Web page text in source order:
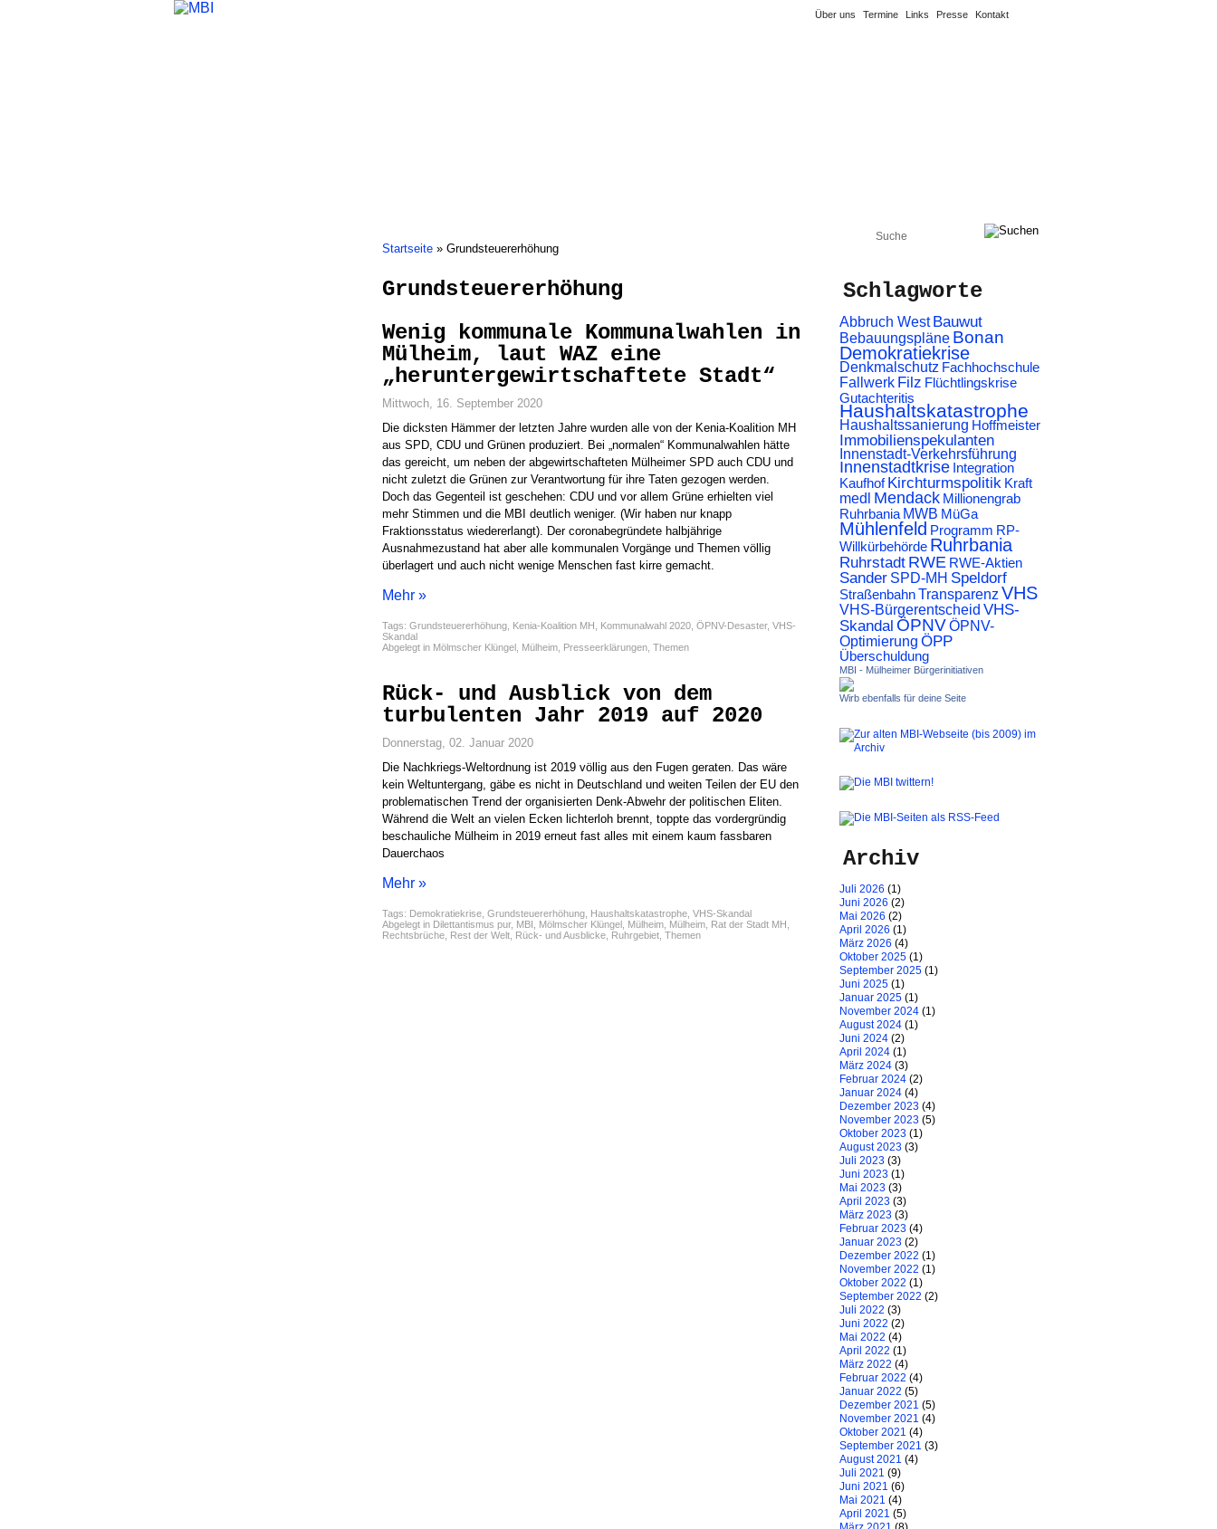
Über uns Termine Links Presse Kontakt
Startseite » Grundsteuererhöhung
Grundsteuererhöhung
Wenig kommunale Kommunalwahlen in
Mülheim, laut WAZ eine
„heruntergewirtschaftete Stadt“
Mittwoch, 16. September 2020
Die dicksten Hämmer der letzten Jahre wurden alle von der Kenia-Koalition MH
aus SPD, CDU und Grünen produziert. Bei „normalen“ Kommunalwahlen hätte
das gereicht, um neben der abgewirtschafteten Mülheimer SPD auch CDU und
nicht zuletzt die Grünen zur Verantwortung für ihre Taten gezogen werden.
Doch das Gegenteil ist geschehen: CDU und vor allem Grüne erhielten viel
mehr Stimmen und die MBI deutlich weniger. (Wir haben nur knapp
Fraktionsstatus wiedererlangt). Der coronabegründete halbjährige
Ausnahmezustand hat aber alle kommunalen Vorgänge und Themen völlig
überlagert und auch nicht wenige Menschen fast kirre gemacht.
Mehr »
Tags: Grundsteuererhöhung Kenia-Koalition MH Kommunalwahl 2020 ÖPNV-Desaster, VHS-
Skandal
Abgelegt in Mölmscher Klüngel Mülheim Presseerklärungen Themen
Rück- und Ausblick von dem
turbulenten Jahr 2019 auf 2020
Donnerstag, 02. Januar 2020
Die Nachkriegs-Weltordnung ist 2019 völlig aus den Fugen geraten. Das wäre
kein Weltuntergang, gäbe es nicht in Deutschland und weiten Teilen der EU den
problematischen Trend der organisierten Denk-Abwehr der politischen Eliten.
Während die Welt an vielen Ecken lichterloh brennt, toppte das vordergründig
beschauliche Mülheim in 2019 erneut fast alles mit einem kaum fassbaren
Dauerchaos
Mehr »
Tags: Demokratiekrise Grundsteuererhöhung Haushaltskatastrophe VHS-Skandal
Abgelegt in Dilettantismus pur, MBI Mölmscher Klüngel Mülheim Mülheim Rat der Stadt MH
Rechtsbrüche Rest der Welt Rück- und Ausblicke Ruhrgebiet Themen
Schlagworte
Abbruch West Bauwut
Bebauungspläne Bonan
Demokratiekrise
Denkmalschutz Fachhochschule
Fallwerk Filz Flüchtlingskrise
Gutachteritis
Haushaltskatastrophe
Haushaltssanierung Hoffmeister
Immobilienspekulanten
Innenstadt-Verkehrsführung
Innenstadtkrise Integration
Kaufhof Kirchturmspolitik Kraft
medl Mendack Millionengrab
Ruhrbania MWB MüGa
Mühlenfeld Programm RP-
Willkürbehörde Ruhrbania
Ruhrstadt RWE RWE-Aktien
Sander SPD-MH Speldorf
StraßenbahnTransparenz VHS
VHS-Bürgerentscheid VHS-
Skandal ÖPNVÖPNV-
Optimierung ÖPP
Überschuldung
MBI - Mülheimer Bürgerinitiativen
Wirb ebenfalls für deine Seite
Archiv
Juli 2026 (1)
Juni 2026 (2)
Mai 2026 (2)
April 2026 (1)
März 2026 (4)
Oktober 2025 (1)
September 2025 (1)
Juni 2025 (1)
Januar 2025 (1)
November 2024 (1)
August 2024 (1)
Juni 2024 (2)
April 2024 (1)
März 2024 (3)
Februar 2024 (2)
Januar 2024 (4)
Dezember 2023 (4)
November 2023 (5)
Oktober 2023 (1)
August 2023 (3)
Juli 2023 (3)
Juni 2023 (1)
Mai 2023 (3)
April 2023 (3)
März 2023 (3)
Februar 2023 (4)
Januar 2023 (2)
Dezember 2022 (1)
November 2022 (1)
Oktober 2022 (1)
September 2022 (2)
Juli 2022 (3)
Juni 2022 (2)
Mai 2022 (4)
April 2022 (1)
März 2022 (4)
Februar 2022 (4)
Januar 2022 (5)
Dezember 2021 (5)
November 2021 (4)
Oktober 2021 (4)
September 2021 (3)
August 2021 (4)
Juli 2021 (9)
Juni 2021 (6)
Mai 2021 (4)
April 2021 (5)